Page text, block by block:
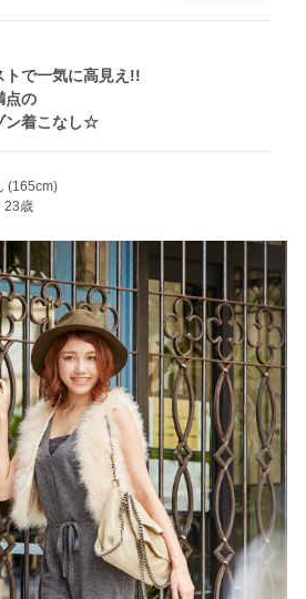
トで一気に高見え!!
点の
ン着こなし☆
(165cm)
23歳